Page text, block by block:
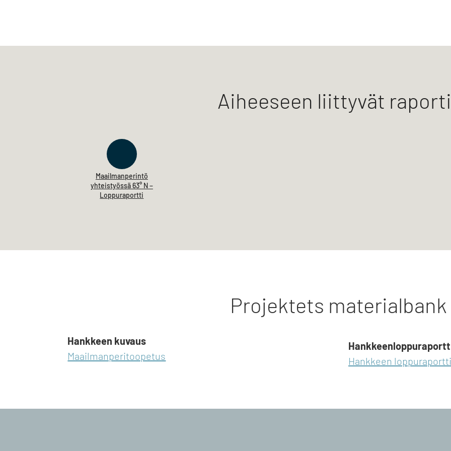
Aiheeseen liittyvät
Maailmanperintö
yhteistyössä 63° N −
Loppuraportti
Projektets materialbank
Hankkeen kuvaus
Maailmanperitoopetus
Hankkeen loppuraportti